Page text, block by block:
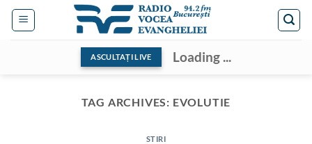
Skip
ASCULTAȚI LIVE Loading ...
TAG ARCHIVES: EVOLUTIE
STIRI